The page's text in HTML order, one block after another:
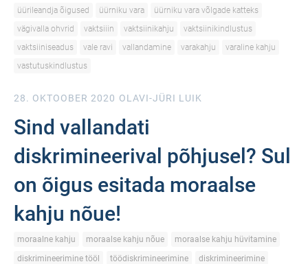
üürileandja õigused
üürniku vara
üürniku vara võlgade katteks
vägivalla ohvrid
vaktsiiin vaktsiinikahju
vaktsiinikindlustus
vaktsiiniseadus
vale ravi vallandamine varakahju
varaline kahju
vastutuskindlustus
28. OKTOOBER 2020 OLAVI-JÜRI LUIK
Sind vallandati
diskrimineerival põhjusel? Sul
on õigus esitada moraalse
kahju nõue!
moraalne kahju moraalse kahju nõue
moraalse kahju hüvitamine
diskrimineerimine tööl
töödiskrimineerimine
diskrimineerimine